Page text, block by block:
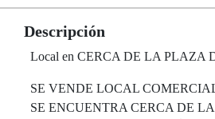
Descripción
Local en CERCA DE LA PLAZA
SE VENDE LOCAL
SE ENCUENTRA CERCA DE